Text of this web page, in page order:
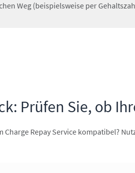
Weg (beispielsweise per
Prüfen Sie, ob
Charge Repay Service kompatibel?